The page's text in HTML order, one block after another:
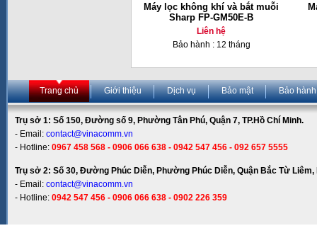
Máy lọc không khí và bắt muỗi
Sharp FP-GM50E-B
Liên hệ
Bảo hành : 12 tháng
Trang chủ Giới thiệu Dịch vụ Bảo mật Bảo hành
Trụ sở 1: Số 150, Đường số 9, Phường Tân Phú, Quận 7, TP.Hồ Chí Minh.
- Email: contact@vinacomm.vn
- Hotline: 0967 458 568 - 0906 066 638 - 0942 547 456 - 092 657 5555
Trụ sở 2: Số 30, Đường Phúc Diễn, Phường Phúc Diễn, Quận Bắc Từ Liêm,
- Email: contact@vinacomm.vn
- Hotline: 0942 547 456 - 0906 066 638 - 0902 226 359